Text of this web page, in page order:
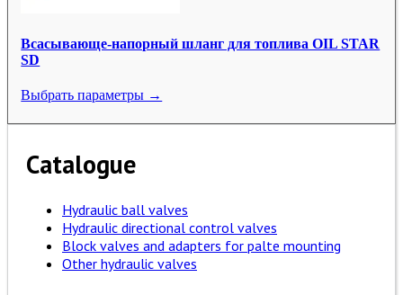
Всасывающе-напорный шланг для топлива OIL STAR
SD
Выбрать параметры →
Catalogue
Hydraulic ball valves
Hydraulic directional control valves
Block valves and adapters for palte mounting
Other hydraulic valves